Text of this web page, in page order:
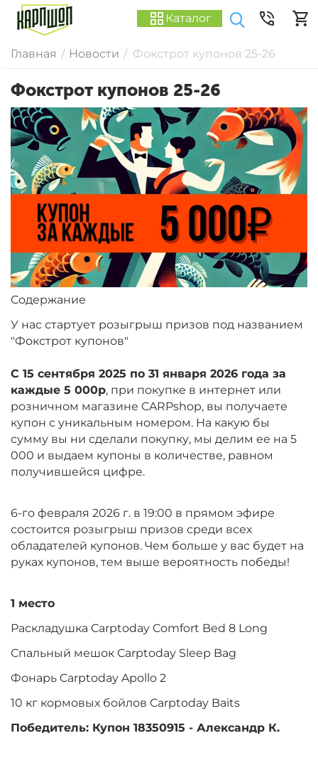
Каталог
Главная / Новости / Фокстрот купонов 25-26
Фокстрот купонов 25-26
Содержание
У нас стартует розыгрыш призов под названием
"Фокстрот купонов"
С 15 сентября 2025 по 31 января 2026 года за
каждые 5 000р, при покупке в интернет или
розничном магазине CARPshop, вы получаете
купон с уникальным номером. На какую бы
сумму вы ни сделали покупку, мы делим ее на 5
000 и выдаем купоны в количестве, равном
получившейся цифре.
6-го февраля 2026 г. в 19:00 в прямом эфире
состоится розыгрыш призов среди всех
обладателей купонов. Чем больше у вас будет на
руках купонов, тем выше вероятность победы!
1 место
Раскладушка Carptoday Comfort Bed 8 Long
Спальный мешок Carptoday Sleep Bag
Фонарь Carptoday Apollo 2
10 кг кормовых бойлов Carptoday Baits
Победитель: Купон 18350915 - Александр К.